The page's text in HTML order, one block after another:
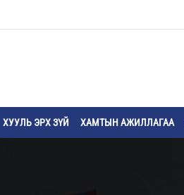
ХУУЛЬ ЭРХ ЗҮЙ ХАМТЫН АЖИЛЛАГАА